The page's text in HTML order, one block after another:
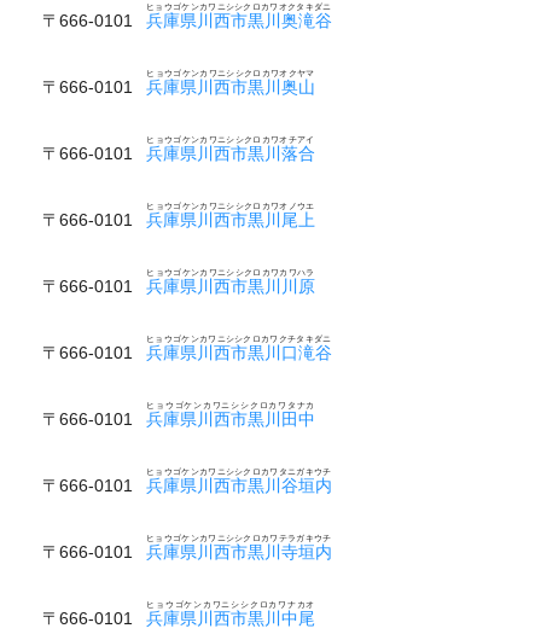
〒666-0101 兵庫県川西市黒川奥滝谷
ヒョウゴケンカワニシシクロカワオクタキダニ
〒666-0101 兵庫県川西市黒川奥山
ヒョウゴケンカワニシシクロカワオクヤマ
〒666-0101 兵庫県川西市黒川落合
ヒョウゴケンカワニシシクロカワオチアイ
〒666-0101 兵庫県川西市黒川尾上
ヒョウゴケンカワニシシクロカワオノウエ
〒666-0101 兵庫県川西市黒川川原
ヒョウゴケンカワニシシクロカワカワハラ
〒666-0101 兵庫県川西市黒川口滝谷
ヒョウゴケンカワニシシクロカワクチタキダニ
〒666-0101 兵庫県川西市黒川田中
ヒョウゴケンカワニシシクロカワタナカ
〒666-0101 兵庫県川西市黒川谷垣内
ヒョウゴケンカワニシシクロカワタニガキウチ
〒666-0101 兵庫県川西市黒川寺垣内
ヒョウゴケンカワニシシクロカワテラガキウチ
〒666-0101 兵庫県川西市黒川中尾
ヒョウゴケンカワニシシクロカワナカオ